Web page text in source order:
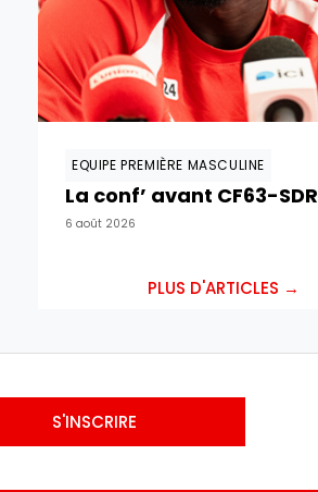
EQUIPE PREMIÈRE MASCULINE
La conf’ avant CF63-SDR
6 août 2026
PLUS D'ARTICLES →
S'INSCRIRE